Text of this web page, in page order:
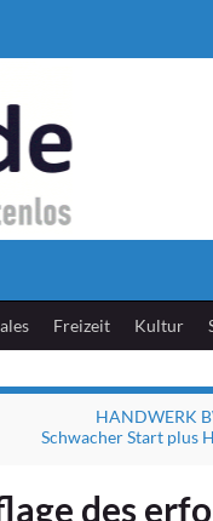
Freizeit Kultur
HANDWERK
Schwacher Start plus
des